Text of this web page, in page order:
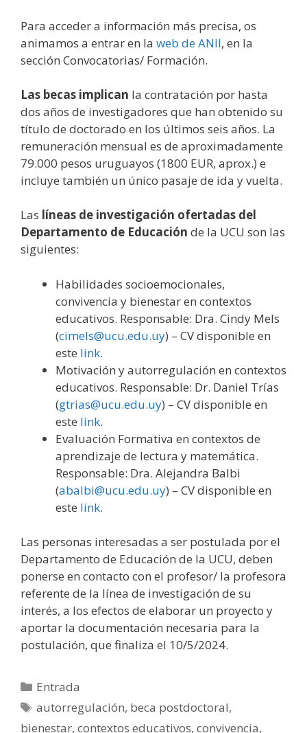
Para acceder a información más precisa, os
animamos a entrar en la web de ANII, en la
sección Convocatorias/ Formación.
Las becas implican la contratación por hasta
dos años de investigadores que han obtenido su
título de doctorado en los últimos seis años. La
remuneración mensual es de aproximadamente
79.000 pesos uruguayos (1800 EUR, aprox.) e
incluye también un único pasaje de ida y vuelta.
Las líneas de investigación ofertadas del
Departamento de Educación de la UCU son las
siguientes:
Habilidades socioemocionales,
convivencia y bienestar en contextos
educativos. Responsable: Dra. Cindy Mels
(cimels@ucu.edu.uy) – CV disponible en
este link.
Motivación y autorregulación en contextos
educativos. Responsable: Dr. Daniel Trías
(gtrias@ucu.edu.uy) – CV disponible en
este link.
Evaluación Formativa en contextos de
aprendizaje de lectura y matemática.
Responsable: Dra. Alejandra Balbi
(abalbi@ucu.edu.uy) – CV disponible en
este link.
Las personas interesadas a ser postulada por el
Departamento de Educación de la UCU, deben
ponerse en contacto con el profesor/ la profesora
referente de la línea de investigación de su
interés, a los efectos de elaborar un proyecto y
aportar la documentación necesaria para la
postulación, que finaliza el 10/5/2024.
Categorías
Entrada
Etiquetas
autorregulación, beca postdoctoral,
bienestar, contextos educativos, convivencia,